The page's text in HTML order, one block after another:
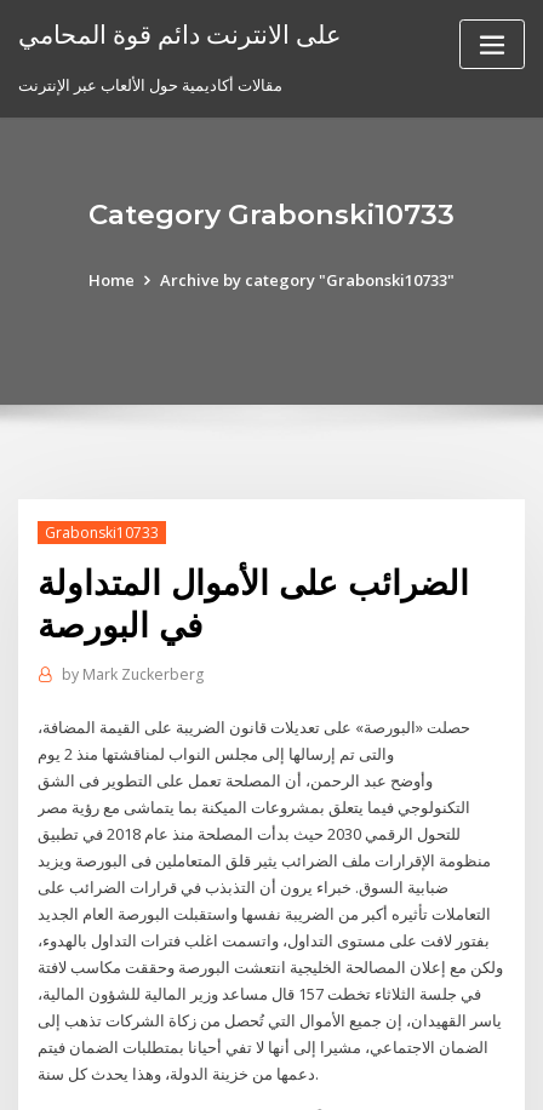
على الانترنت دائم قوة المحامي
مقالات أكاديمية حول الألعاب عبر الإنترنت
Category Grabonski10733
Home Archive by category "Grabonski10733"
Grabonski10733
الضرائب على الأموال المتداولة
في البورصة
by Mark Zuckerberg
حصلت «البورصة» على تعديلات قانون الضريبة على القيمة المضافة،
والتى تم إرسالها إلى مجلس النواب لمناقشتها منذ 2 يوم
وأوضح عبد الرحمن، أن المصلحة تعمل على التطوير فى الشق
التكنولوجي فيما يتعلق بمشروعات الميكنة بما يتماشى مع رؤية مصر
للتحول الرقمي 2030 حيث بدأت المصلحة منذ عام 2018 في تطبيق
منظومة الإقرارات ملف الضرائب يثير قلق المتعاملين فى البورصة ويزيد
ضبابية السوق. خبراء يرون أن التذبذب في قرارات الضرائب على
التعاملات تأثيره أكبر من الضريبة نفسها واستقبلت البورصة العام الجديد
بفتور لافت على مستوى التداول، واتسمت اغلب فترات التداول بالهدوء،
ولكن مع إعلان المصالحة الخليجية انتعشت البورصة وحققت مكاسب لافتة
في جلسة الثلاثاء تخطت 157 قال مساعد وزير المالية للشؤون المالية،
ياسر القهيدان، إن جميع الأموال التي تُحصل من زكاة الشركات تذهب إلى
الضمان الاجتماعي، مشيرا إلى أنها لا تفي أحيانا بمتطلبات الضمان فيتم
دعمها من خزينة الدولة، وهذا يحدث كل سنة.